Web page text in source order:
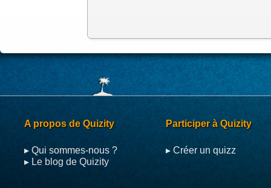
A propos de Quizity
▸ Qui sommes-nous ?
▸ Le blog de Quizity
Participer à Quizity
▸ Créer un quizz